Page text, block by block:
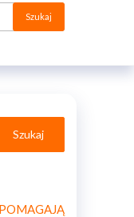
Szukaj
Szukaj